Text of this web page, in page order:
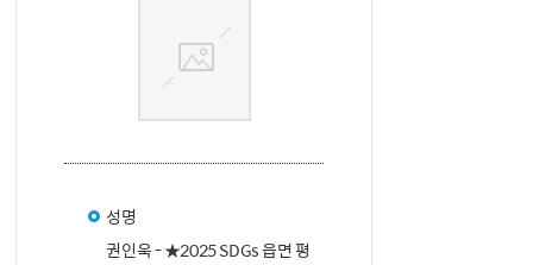
성명
권인욱 - ★2025 SDGs 읍면 평